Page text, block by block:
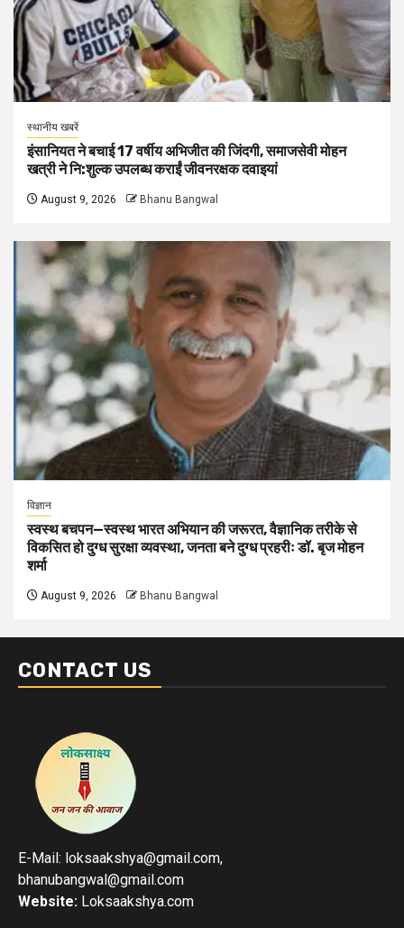
स्थानीय खबरें
इंसानियत ने बचाई 17 वर्षीय अभिजीत की जिंदगी, समाजसेवी मोहन
खत्री ने नि:शुल्क उपलब्ध कराईं जीवनरक्षक दवाइयां
August 9, 2026 Bhanu Bangwal
विज्ञान
स्वस्थ बचपन—स्वस्थ भारत अभियान की जरूरत, वैज्ञानिक तरीके से
विकसित हो दुग्ध सुरक्षा व्यवस्था, जनता बने दुग्ध प्रहरीः डॉ. बृज मोहन
शर्मा
August 9, 2026 Bhanu Bangwal
CONTACT US
E-Mail: loksaakshya@gmail.com,
bhanubangwal@gmail.com
Website: Loksaakshya.com